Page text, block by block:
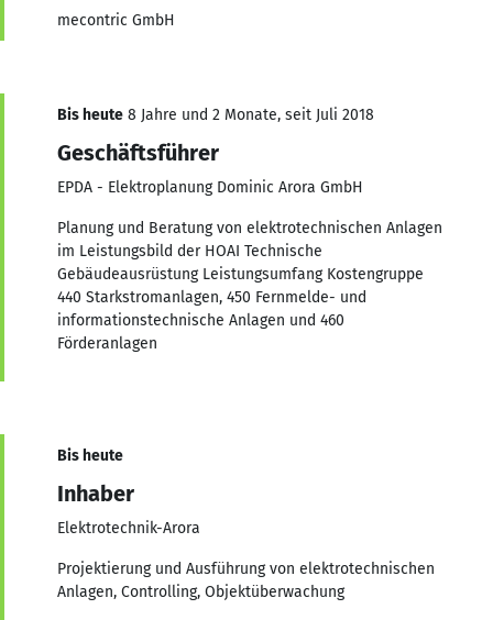
mecontric GmbH
Bis heute 8 Jahre und 2 Monate, seit Juli 2018
Geschäftsführer
EPDA - Elektroplanung Dominic Arora GmbH
Planung und Beratung von elektrotechnischen Anlagen
im Leistungsbild der HOAI Technische
Gebäudeausrüstung Leistungsumfang Kostengruppe
440 Starkstromanlagen, 450 Fernmelde- und
informationstechnische Anlagen und 460
Förderanlagen
Bis heute
Inhaber
Elektrotechnik-Arora
Projektierung und Ausführung von elektrotechnischen
Anlagen, Controlling, Objektüberwachung